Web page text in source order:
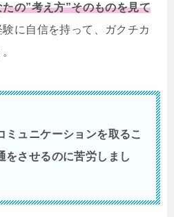
たの”考え方”そのものを見て
に自信を持って、ガクチカ
ミュニケーションを取るこ
をさせるのに苦労しまし